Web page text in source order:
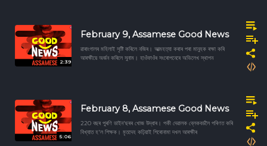
2:39
February 9, Assamese Good News
ৱাৰাংগালৰ মহিলাই সৃষ্টি কৰিলে নজিৰ। আত্মহত্যা কৰাৰ পৰা মানুহক ৰক্ষা কৰি
আৰক্ষীয়ে অৰ্জন কৰিলে সুনাম। হাওঁফাওঁৰ সংৰোপনেৰে অভিলেখ স্থাপন
5:06
February 8, Assamese Good News
220 বছৰ পুৰণি ডাইন'ছৰৰ খোজ উদ্ধাৰ। পকী দেৱালক ব্লেকবৰ্ডলৈ পৰিণত কৰি
বিখ্যাত হ'ল শিক্ষক। মৃতদেহ কঢ়িয়াই শিৰোনামা দখল আৰক্ষীৰ